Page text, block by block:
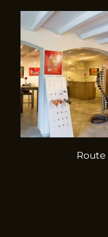
Route